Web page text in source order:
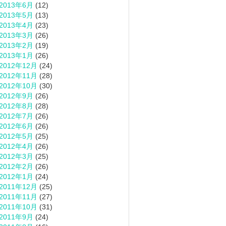
年6月 (12)
年5月 (13)
年4月 (23)
年3月 (26)
年2月 (19)
年1月 (26)
年12月 (24)
年11月 (28)
年10月 (30)
年9月 (26)
年8月 (28)
年7月 (26)
年6月 (26)
年5月 (25)
年4月 (26)
年3月 (25)
年2月 (26)
年1月 (24)
年12月 (25)
年11月 (27)
年10月 (31)
年9月 (24)